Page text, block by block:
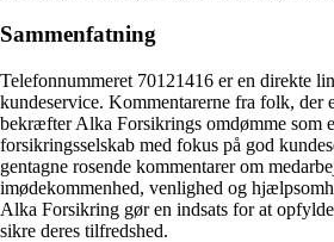
Sammenfatning
Telefonnummeret 70121416 er en direkte
kundeservice. Kommentarerne fra folk, der
bekræfter Alka Forsikrings omdømme som
forsikringsselskab med fokus på god
gentagne rosende kommentarer om
imødekommenhed, venlighed og
Alka Forsikring gør en indsats for at
sikre deres tilfredshed.